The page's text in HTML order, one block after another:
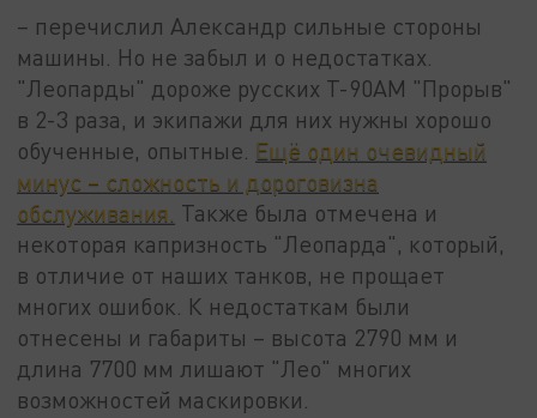
– перечислил Александр сильные стороны
машины. Но не забыл и о недостатках.
"Леопарды" дороже русских Т-90АМ "Прорыв"
в 2-3 раза, и экипажи для них нужны хорошо
обученные, опытные. Ещё один очевидный
минус – сложность и дороговизна
обслуживания. Также была отмечена и
некоторая капризность "Леопарда", который,
в отличие от наших танков, не прощает
многих ошибок. К недостаткам были
отнесены и габариты – высота 2790 мм и
длина 7700 мм лишают "Лео" многих
возможностей маскировки.